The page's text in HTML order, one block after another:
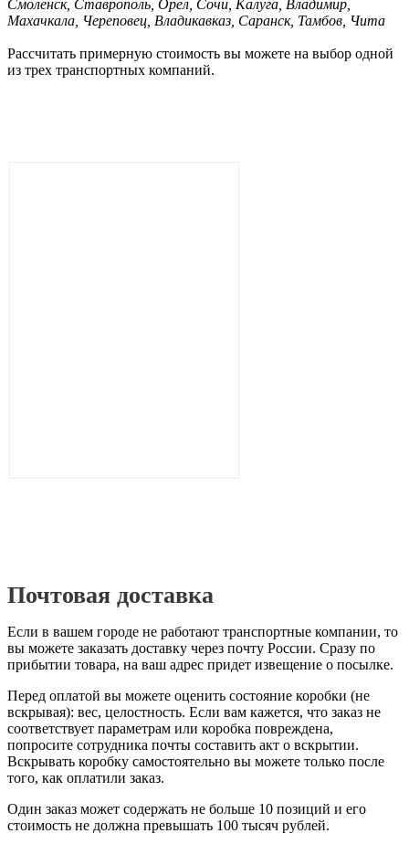
Смоленск, Ставрополь, Орел, Сочи, Калуга, Владимир,
Махачкала, Череповец, Владикавказ, Саранск, Тамбов, Чита
Рассчитать примерную стоимость вы можете на выбор одной
из трех транспортных компаний.
Почтовая доставка
Если в вашем городе не работают транспортные компании, то
вы можете заказать доставку через почту России. Сразу по
прибытии товара, на ваш адрес придет извещение о посылке.
Перед оплатой вы можете оценить состояние коробки (не
вскрывая): вес, целостность. Если вам кажется, что заказ не
соответствует параметрам или коробка повреждена,
попросите сотрудника почты составить акт о вскрытии.
Вскрывать коробку самостоятельно вы можете только после
того, как оплатили заказ.
Один заказ может содержать не больше 10 позиций и его
стоимость не должна превышать 100 тысяч рублей.